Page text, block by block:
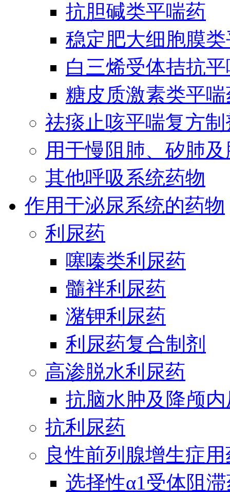
抗胆碱类平喘药
稳定肥大细胞膜
白三烯受体拮抗
糖皮质激素类平
祛痰止咳平喘复方制
用于慢阻肺、矽肺
其他呼吸系统药物
作用于泌尿系统的药物
利尿药
噻嗪类利尿药
髓袢利尿药
潴钾利尿药
利尿药复合制剂
高渗脱水利尿药
抗脑水肿及降颅
抗利尿药
良性前列腺增生症
选择性α1受体阻